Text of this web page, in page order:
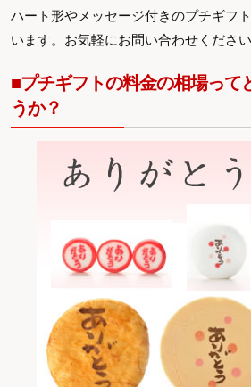
ハート形やメッセージ付きのプチギフ
います。お気軽にお問い合わせください
■プチギフトの料金の相場って
うか？